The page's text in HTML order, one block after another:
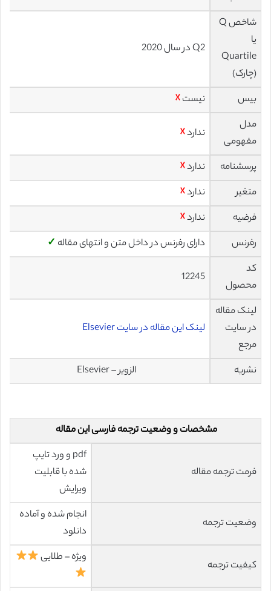
شاخص Q
یا
Quartile
(چارک)
Q2 در سال 2020
بیس نیست☓
مدل
مفهومی
ندارد☓
پرسشنامه ندارد☓
متغیر
ندارد☓
فرضیه
ندارد☓
رفرنس
دارای رفرنس در داخل متن و انتهای مقاله ✓
کد
محصول
12245
لینک مقاله
در سایت
مرجع
لینک این مقاله در سایت Elsevier
نشریه الزویر – Elsevier
مشخصات و وضعیت ترجمه فارسی این مقاله
فرمت ترجمه مقاله
pdf و ورد تایپ
شده با قابلیت
ویرایش
وضعیت ترجمه
انجام شده و آماده
دانلود
کیفیت ترجمه
ویژه – طلایی